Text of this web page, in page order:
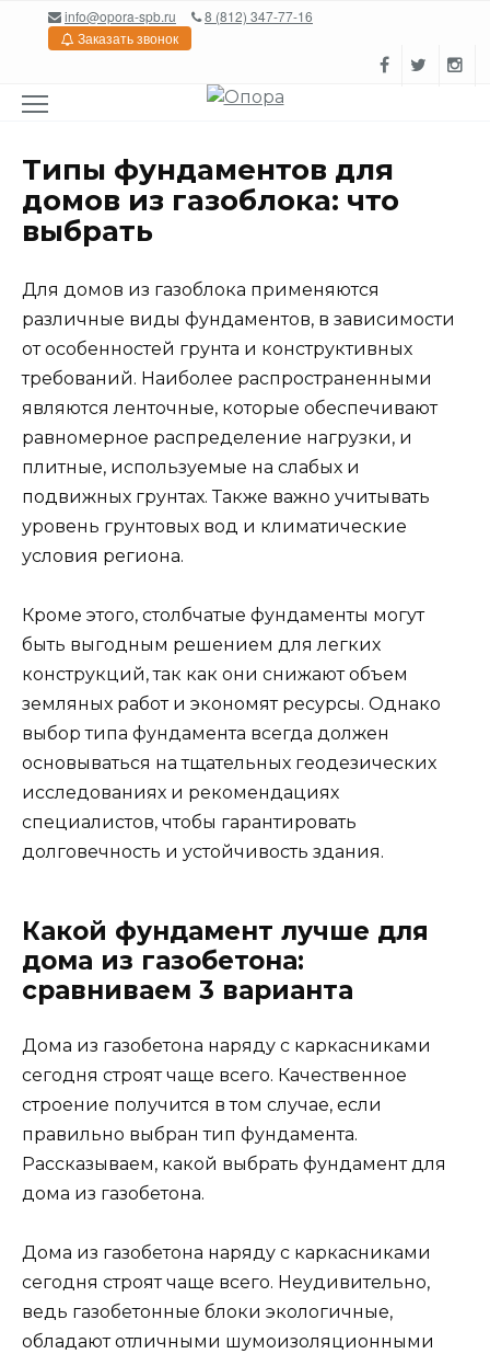
Перейтиinfo@opora-spb.ru
8 (812) 347-77-16
Заказать звонок
Типы фундаментов для
домов из газоблока: что
выбрать
Для домов из газоблока применяются
различные виды фундаментов, в зависимости
от особенностей грунта и конструктивных
требований. Наиболее распространенными
являются ленточные, которые обеспечивают
равномерное распределение нагрузки, и
плитные, используемые на слабых и
подвижных грунтах. Также важно учитывать
уровень грунтовых вод и климатические
условия региона.
Кроме этого, столбчатые фундаменты могут
быть выгодным решением для легких
конструкций, так как они снижают объем
земляных работ и экономят ресурсы. Однако
выбор типа фундамента всегда должен
основываться на тщательных геодезических
исследованиях и рекомендациях
специалистов, чтобы гарантировать
долговечность и устойчивость здания.
Какой фундамент лучше для
дома из газобетона:
сравниваем 3 варианта
Дома из газобетона наряду с каркасниками
сегодня строят чаще всего. Качественное
строение получится в том случае, если
правильно выбран тип фундамента.
Рассказываем, какой выбрать фундамент для
дома из газобетона.
Дома из газобетона наряду с каркасниками
сегодня строят чаще всего. Неудивительно,
ведь газобетонные блоки экологичные,
обладают отличными шумоизоляционными